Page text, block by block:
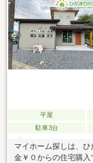
照明 ・ユニットバス
熱等級5(ＺＥＨ水準)
平屋
駐車3台
マイホーム探しは、
金￥０からの住宅購入